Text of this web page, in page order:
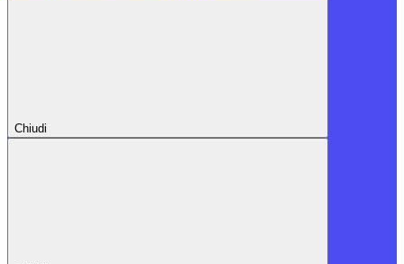
Chiudi